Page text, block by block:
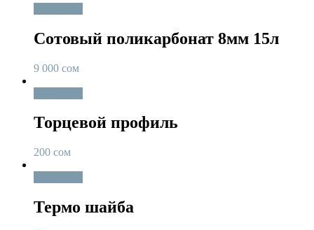
Сотовый поликарбонат 8мм 15л
9 000 сом
Торцевой профиль
200 сом
Термо шайба